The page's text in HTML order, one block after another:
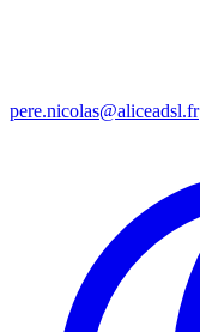
pere.nicolas@aliceadsl.fr